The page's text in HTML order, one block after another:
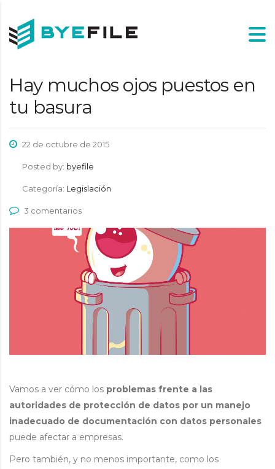
Hay muchos ojos puestos en
tu basura
22 de octubre de 2015
Posted by: byefile
Categoría: Legislación
3 comentarios
Vamos a ver cómo los problemas frente a las
autoridades de protección de datos por un manejo
inadecuado de documentación con datos personales
puede afectar a empresas.
Pero también, y no menos importante, como los